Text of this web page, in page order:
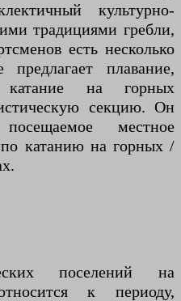
культурно-
традициями гребли,
есть несколько
плавание,
катание на горных
секцию. Он
местное
катанию на горных /
поселений на
к периоду,